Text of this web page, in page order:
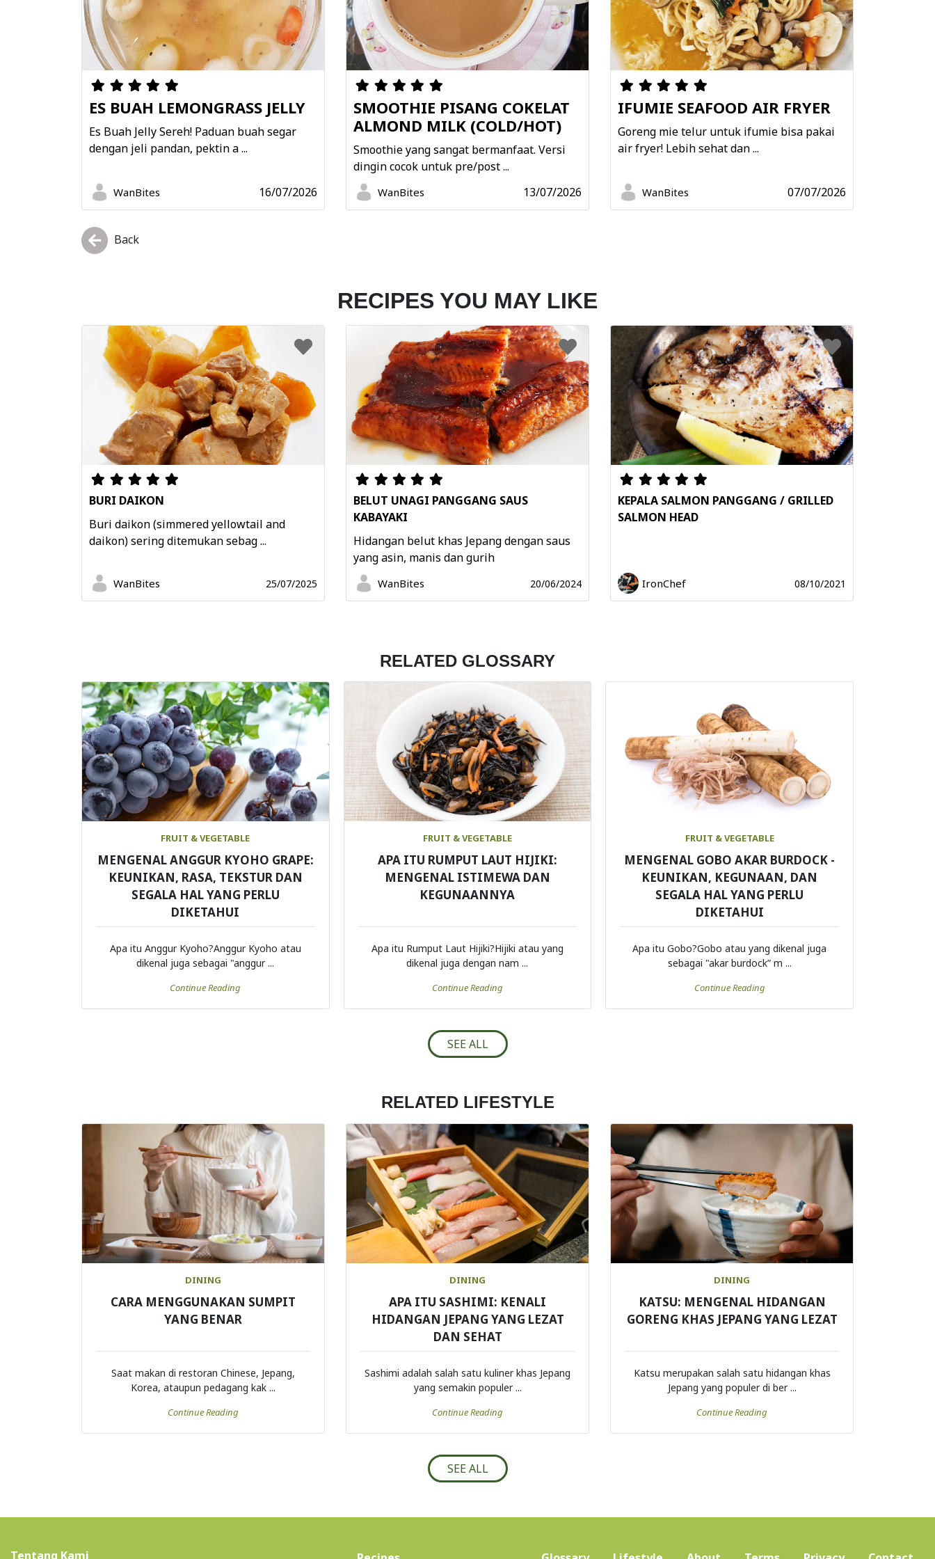
dan kecilkan api.
Masak selama 3 menit. Gunakan mangkok kecil dan campur kecap
dark soy sauce dan kombu tsuyu.
Setelah 3 menit, angkat tutup dan siram permukaan ikan dengan
1 sendok kecap diikuti dengan 1 sendok air dari ikan. Ulangi
hingga semua kecap habis.
Masukkan irisan jahe, tutup panci dengan drop lid dan masak lagi
selama 10 menit.
setengah.
ES BUAH LEMONGRASS JELLY
Es Buah Jelly Sereh! Paduan buah segar
dengan jeli pandan, pektin a ...
WanBites 16/07/2026
SMOOTHIE PISANG COKELAT
ALMOND MILK (COLD/HOT)
Smoothie yang sangat bermanfaat. Versi
dingin cocok untuk pre/post ...
WanBites 13/07/2026
IFUMIE SEAFOOD AIR FRYER
Goreng mie telur untuk ifumie bisa pakai
air fryer! Lebih sehat dan ...
WanBites 07/07/2026
Back
RECIPES YOU MAY LIKE
BURI DAIKON
Buri daikon (simmered yellowtail and
daikon) sering ditemukan sebag ...
WanBites 25/07/2025
BELUT UNAGI PANGGANG SAUS
KABAYAKI
Hidangan belut khas Jepang dengan saus
yang asin, manis dan gurih
WanBites 20/06/2024
KEPALA SALMON PANGGANG / GRILLED
SALMON HEAD
IronChef 08/10/2021
RELATED GLOSSARY
FRUIT & VEGETABLE
MENGENAL ANGGUR KYOHO GRAPE:
KEUNIKAN, RASA, TEKSTUR DAN
SEGALA HAL YANG PERLU
DIKETAHUI
Apa itu Anggur Kyoho?Anggur Kyoho atau
dikenal juga sebagai "anggur ...
Continue Reading
FRUIT & VEGETABLE
APA ITU RUMPUT LAUT HIJIKI:
MENGENAL ISTIMEWA DAN
KEGUNAANNYA
Apa itu Rumput Laut Hijiki?Hijiki atau yang
dikenal juga dengan nam ...
Continue Reading
FRUIT & VEGETABLE
MENGENAL GOBO AKAR BURDOCK -
KEUNIKAN, KEGUNAAN, DAN
SEGALA HAL YANG PERLU
DIKETAHUI
Apa itu Gobo?Gobo atau yang dikenal juga
sebagai "akar burdock” m ...
Continue Reading
SEE ALL
RELATED LIFESTYLE
DINING
CARA MENGGUNAKAN SUMPIT
YANG BENAR
Saat makan di restoran Chinese, Jepang,
Korea, ataupun pedagang kak ...
Continue Reading
DINING
APA ITU SASHIMI: KENALI
HIDANGAN JEPANG YANG LEZAT
DAN SEHAT
Sashimi adalah salah satu kuliner khas Jepang
yang semakin populer ...
Continue Reading
DINING
KATSU: MENGENAL HIDANGAN
GORENG KHAS JEPANG YANG LEZAT
Katsu merupakan salah satu hidangan khas
Jepang yang populer di ber ...
Continue Reading
SEE ALL
Tentang Kami